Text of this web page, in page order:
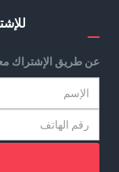
عن طريق الإشتراك